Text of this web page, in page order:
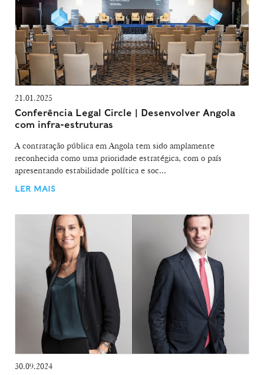
21.01.2025
Conferência Legal Circle | Desenvolver Angola
com infra-estruturas
A contratação pública em Angola tem sido amplamente
reconhecida como uma prioridade estratégica, com o país
apresentando estabilidade política e soc...
LER MAIS
30.09.2024